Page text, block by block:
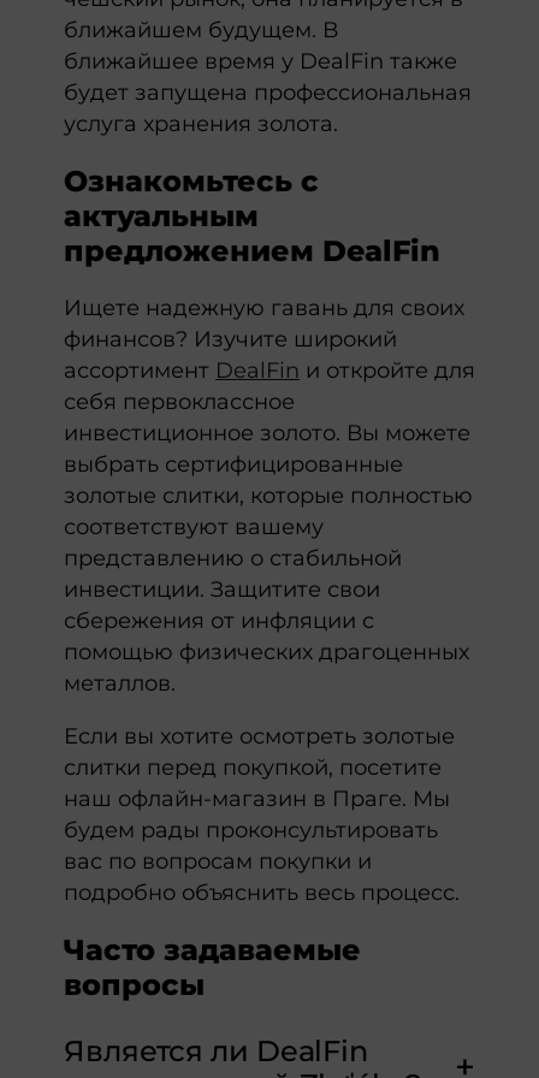
ближайшем будущем. В
ближайшее время у DealFin также
будет запущена профессиональная
услуга хранения золота.
Ознакомьтесь с
актуальным
предложением DealFin
Ищете надежную гавань для своих
финансов? Изучите широкий
ассортимент DealFin и откройте для
себя первоклассное
инвестиционное золото. Вы можете
выбрать сертифицированные
золотые слитки, которые полностью
соответствуют вашему
представлению о стабильной
инвестиции. Защитите свои
сбережения от инфляции с
помощью физических драгоценных
металлов.
Если вы хотите осмотреть золотые
слитки перед покупкой, посетите
наш офлайн-магазин в Праге. Мы
будем рады проконсультировать
вас по вопросам покупки и
подробно объяснить весь процесс.
Часто задаваемые
вопросы
Является ли DealFin